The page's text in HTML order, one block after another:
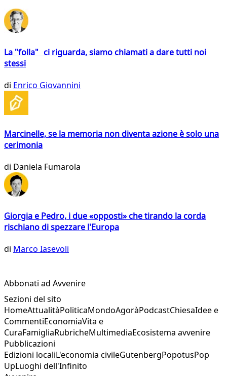
La "folla" ci riguarda, siamo chiamati a dare tutti noi
stessi
di Enrico Giovannini
Marcinelle, se la memoria non diventa azione è solo una
cerimonia
di Daniela Fumarola
Giorgia e Pedro, i due «opposti» che tirando la corda
rischiano di spezzare l'Europa
di Marco Iasevoli
Abbonati ad Avvenire
Sezioni del sito
HomeAttualitàPoliticaMondoAgoràPodcastChiesaIdee e
CommentiEconomiaVita e
CuraFamigliaRubricheMultimediaEcosistema avvenire
Pubblicazioni
Edizioni localiL'economia civileGutenbergPopotusPop
UpLuoghi dell'Infinito